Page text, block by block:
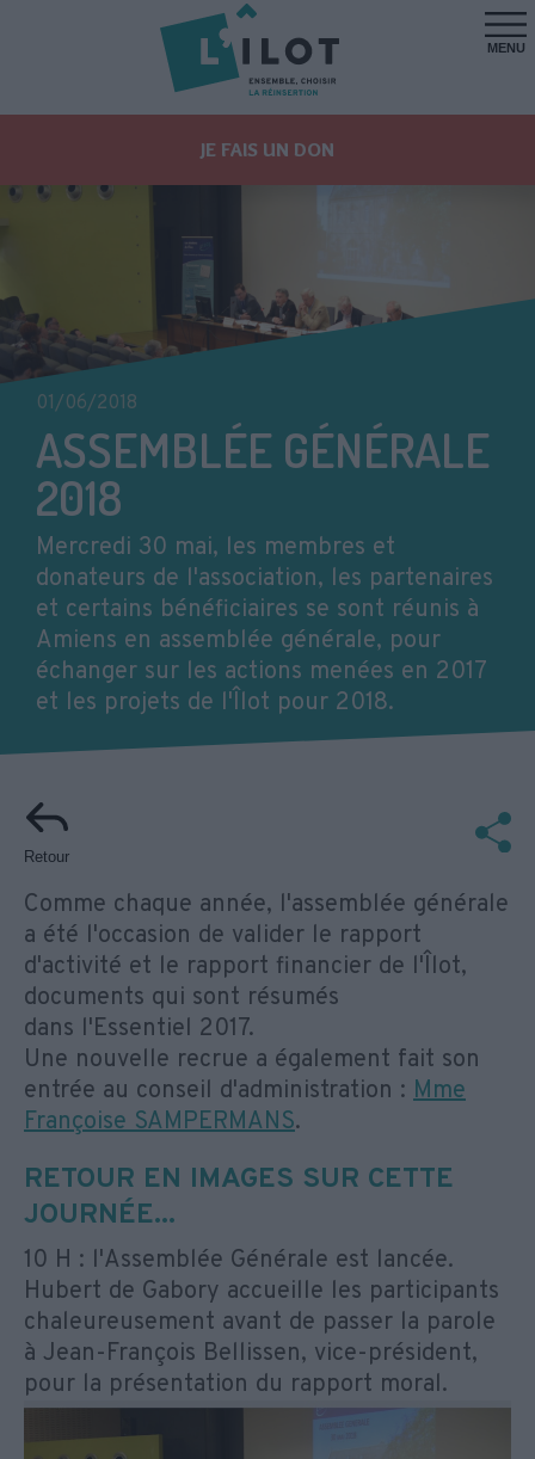
MENU
JE FAIS UN DON
01/06/2018
ASSEMBLÉE GÉNÉRALE
2018
Mercredi 30 mai, les membres et
donateurs de l'association, les partenaires
et certains bénéficiaires se sont réunis à
Amiens en assemblée générale, pour
échanger sur les actions menées en 2017
et les projets de l'Îlot pour 2018.
Retour
Comme chaque année, l'assemblée générale
a été l'occasion de valider le rapport
d'activité et le rapport financier de l'Îlot,
documents qui sont résumés
dans l'Essentiel 2017.
Une nouvelle recrue a également fait son
entrée au conseil d'administration : Mme
Françoise SAMPERMANS.
RETOUR EN IMAGES SUR CETTE
JOURNÉE...
10 H : l'Assemblée Générale est lancée.
Hubert de Gabory accueille les participants
chaleureusement avant de passer la parole
à Jean-François Bellissen, vice-président,
pour la présentation du rapport moral.